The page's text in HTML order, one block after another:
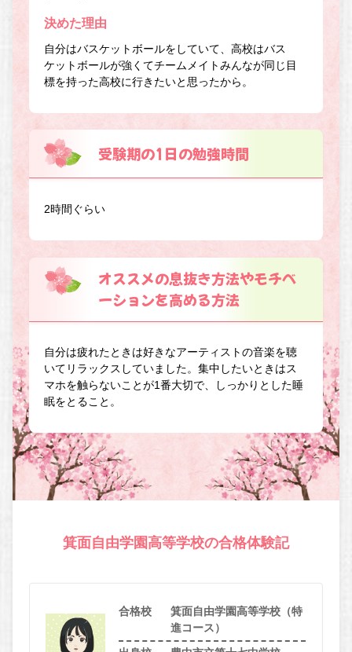
決めた理由
自分はバスケットボールをしていて、高校はバス
ケットボールが強くてチームメイトみんなが同じ目
標を持った高校に行きたいと思ったから。
受験期の1日の勉強時間
2時間ぐらい
オススメの息抜き方法やモチベ
ーションを高める方法
自分は疲れたときは好きなアーティストの音楽を聴
いてリラックスしていました。集中したいときはス
マホを触らないことが1番大切で、しっかりとした睡
眠をとること。
箕面自由学園高等学校の合格体験記
合格校
箕面自由学園高等学校（特
進コース）